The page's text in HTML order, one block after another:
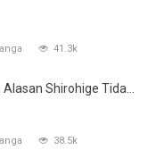
41.3k
Shirohige Tida...
38.5k